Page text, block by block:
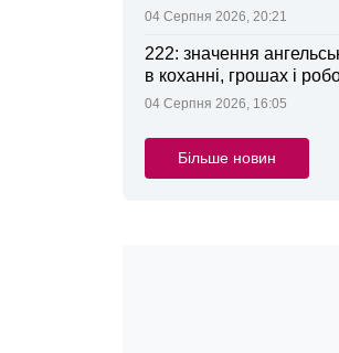
оповіщення
04 Серпня 2026, 20:21
222: значення
в коханні, грошах і
04 Серпня 2026, 16:05
Більше новин